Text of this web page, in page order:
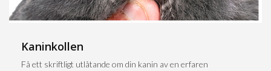
Kaninkollen
Få ett skriftligt utlåtande om din kanin av en erfaren